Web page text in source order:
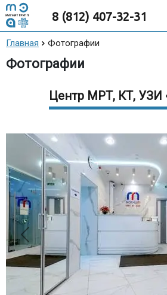
8 (812) 407-32-31
Главная Фотографии
Фотографии
Центр МРТ, КТ, УЗИ